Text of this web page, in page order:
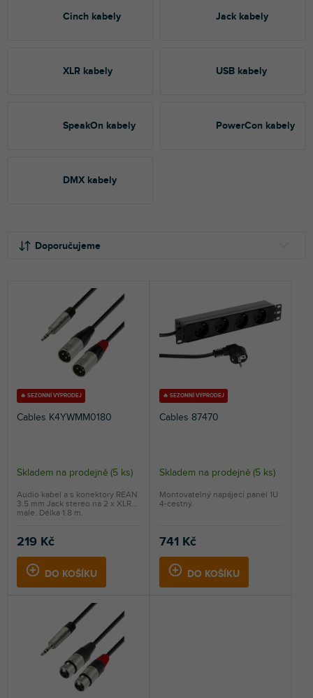
Cinch kabely Jack kabely
XLR kabely USB kabely
SpeakOn kabely PowerCon kabely
DMX kabely
Doporučujeme
NEJPRODÁVANĚJŠÍ
ABECEDNĚ
🔥 SEZONNÍ VÝPRODEJ
Cables K4YWMM0180
Skladem na prodejně (5 ks)
219 Kč
DO KOŠÍKU
Audio kabel a s konektory REAN
3.5 mm Jack stereo na 2 x XLR
male. Délka 1.8 m.
🔥 SEZONNÍ VÝPRODEJ
Cables 87470
Skladem na prodejně (5 ks)
741 Kč
DO KOŠÍKU
Montovatelný napájecí panel 1U
4-cestný.